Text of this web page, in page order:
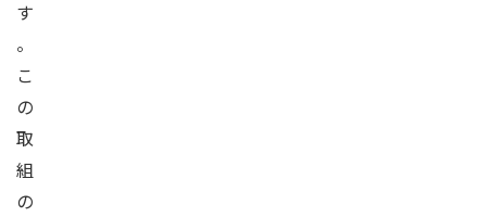
す
。
こ
の
取
組
の